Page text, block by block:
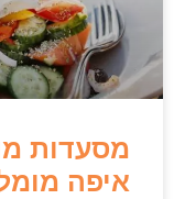
מסעדות
איפה